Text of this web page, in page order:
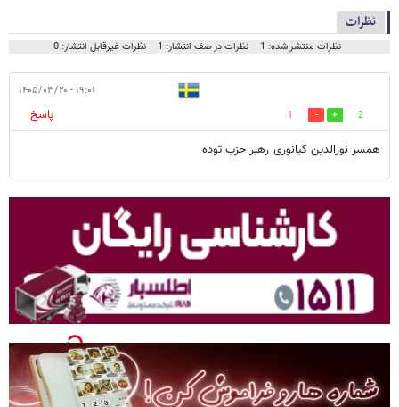
نظرات
نظرات منتشر شده: 1 نظرات در صف انتشار: 1 نظرات غیرقابل انتشار: 0
۱۹:۰۱ - ۱۴۰۵/۰۳/۲۰
2
1
پاسخ
همسر نورالدین کیانوری رهبر حزب توده